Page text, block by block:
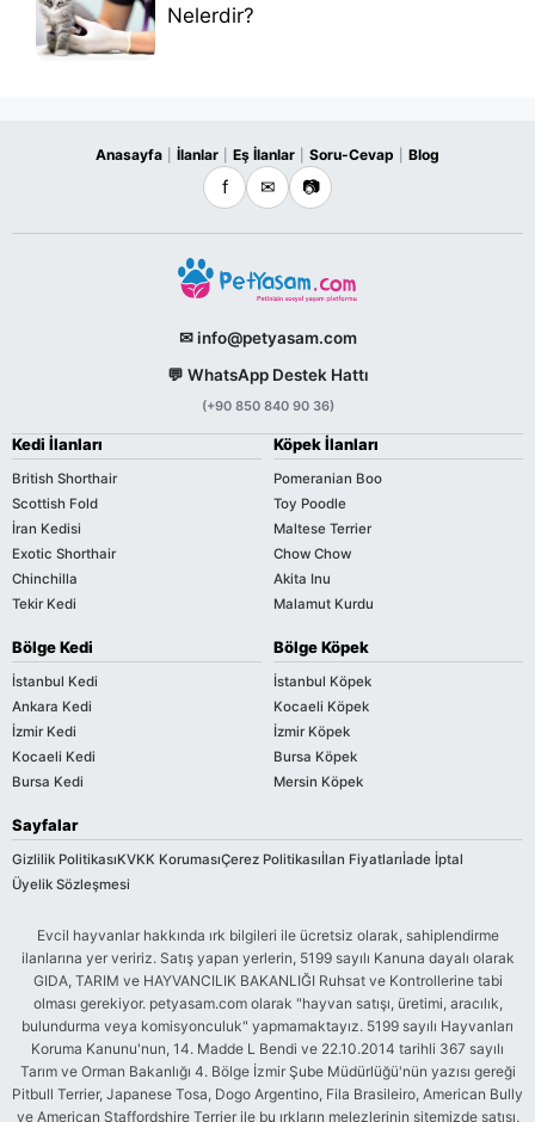
Nelerdir?
Anasayfa İlanlar Eş İlanlar Soru-Cevap Blog
f ✉ 📷
✉ info@petyasam.com
💬 WhatsApp Destek Hattı
(+90 850 840 90 36)
Kedi İlanları
British Shorthair
Scottish Fold
İran Kedisi
Exotic Shorthair
Chinchilla
Tekir Kedi
Köpek İlanları
Pomeranian Boo
Toy Poodle
Maltese Terrier
Chow Chow
Akita Inu
Malamut Kurdu
Bölge Kedi
İstanbul Kedi
Ankara Kedi
İzmir Kedi
Kocaeli Kedi
Bursa Kedi
Bölge Köpek
İstanbul Köpek
Kocaeli Köpek
İzmir Köpek
Bursa Köpek
Mersin Köpek
Sayfalar
Gizlilik PolitikasıKVKK KorumasıÇerez Politikasıİlan Fiyatlarıİade İptal
Üyelik Sözleşmesi
Evcil hayvanlar hakkında ırk bilgileri ile ücretsiz olarak, sahiplendirme
ilanlarına yer veririz. Satış yapan yerlerin, 5199 sayılı Kanuna dayalı olarak
GIDA, TARIM ve HAYVANCILIK BAKANLIĞI Ruhsat ve Kontrollerine tabi
olması gerekiyor. petyasam.com olarak "hayvan satışı, üretimi, aracılık,
bulundurma veya komisyonculuk" yapmamaktayız. 5199 sayılı Hayvanları
Koruma Kanunu'nun, 14. Madde L Bendi ve 22.10.2014 tarihli 367 sayılı
Tarım ve Orman Bakanlığı 4. Bölge İzmir Şube Müdürlüğü'nün yazısı gereği
Pitbull Terrier, Japanese Tosa, Dogo Argentino, Fila Brasileiro, American Bully
ve American Staffordshire Terrier ile bu ırkların melezlerinin sitemizde satışı,